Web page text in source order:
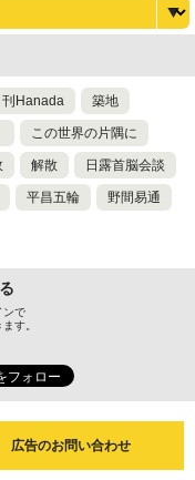
刊Hanada 築地
この世界の片隅に
解散 日露首脳会談
平昌五輪 野間易通
ンで
す。
広告のお問い合わせ